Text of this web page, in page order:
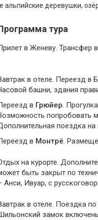
альпийские деревушки,
тура
в Женеву. Трансфер
в отеле. Переезд в
башни, здания
в Грюйер.
попробовать
поездка
в Монтрё.
на курорте.
быть закрыт по
Анси, Ивуар, с
в отеле. Поездка по
замок